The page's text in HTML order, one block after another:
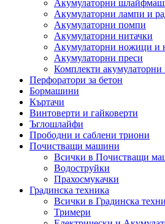
Акумулаторни
Акумулаторни лампи и
Акумулаторни помпи
Акумулаторни нитачки
Акумулаторни ножици и
Акумулаторни преси
Комплекти
Перфоратори за бетон
Бормашини
Къртачи
Винтоверти и гайковерти
Ъглошлайфи
Прободни и саблени триони
Почистващи машини
Всички в Почистващи
Водоструйки
Прахосмукачки
Градинска техника
Всички в Градинска
Тримери